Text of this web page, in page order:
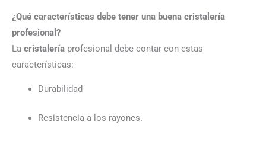
¿Qué características debe tener una buena cristalería
profesional?
La cristalería profesional debe contar con estas
características:
Durabilidad
Resistencia a los rayones.